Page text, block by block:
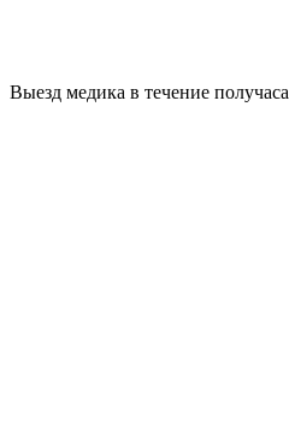
Выезд медика в течение получаса